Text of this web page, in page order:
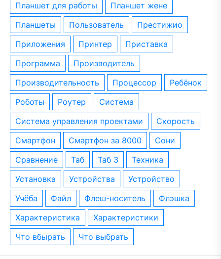
планшет для работы
планшет жене
планшеты
пользователь
престижио
приложения
принтер
приставка
программа
производитель
производительность
процессор
ребёнок
роботы
роутер
система
система управления проектами
скорость
смартфон
смартфон за 8000
сони
сравнение
таб таб 3
техника
установка
устройства
устройство
учёба
файл флеш-носитель
флэшка
характеристика
характеристики
что вбырать
что выбрать